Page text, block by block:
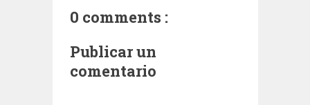
0 comments :
Publicar un
comentario